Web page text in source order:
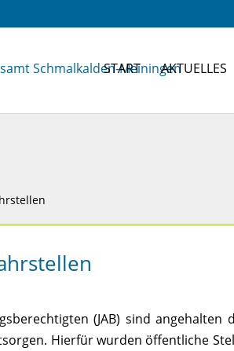
START AKTUELLES
(JAB) sind
Hierfür wurden öffentliche